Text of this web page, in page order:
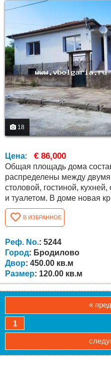
18
Цена: € 86,000
Общая площадь дома составляет
распределены между
столовой, гостиной,
и туалетом. В доме новая крыша, утеплены стены, новая
сантехника и
стены оштукатурены,
комнаты обставлены мебелью. Объект
находится недалеко от
асфальтированной...
В ИЗБРАННОЕ
Реф. No.: 5244
Город: Бродилово
Двор: 450.00 кв.м
Размер: 120.00 кв.м
«
1